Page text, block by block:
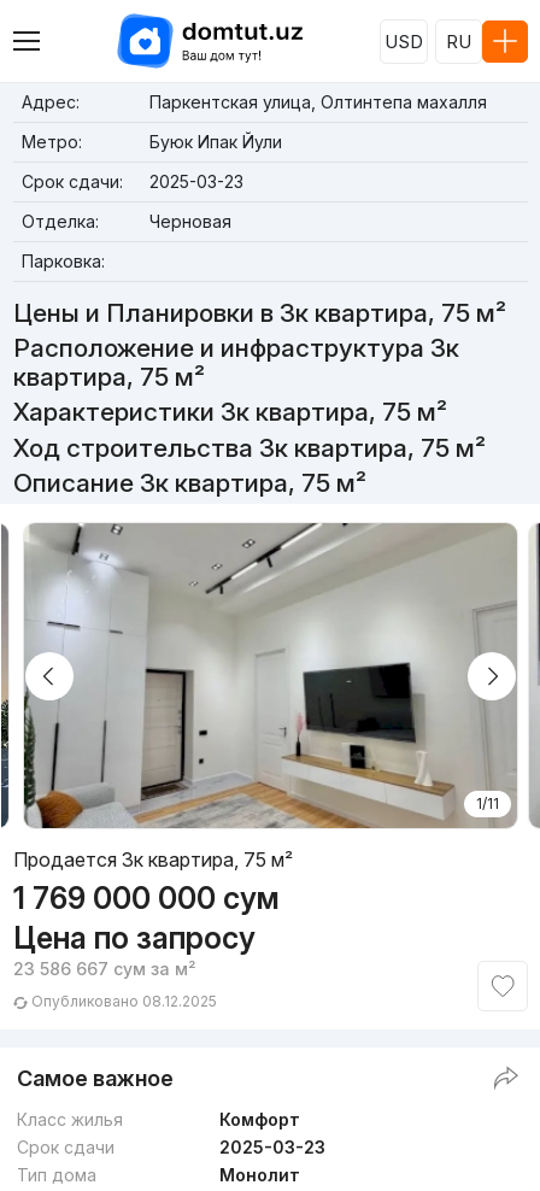
USD RU
Адрес:
Паркентская улица, Олтинтепа махалля
Метро:
Буюк Ипак Йули
Срок сдачи:
2025-03-23
Отделка:
Черновая
Парковка:
Цены и Планировки в 3к квартира, 75 м²
Расположение и инфраструктура 3к
квартира, 75 м²
Характеристики 3к квартира, 75 м²
Ход строительства 3к квартира, 75 м²
Описание 3к квартира, 75 м²
1/11
Продается 3к квартира, 75 м²
1 769 000 000 сум
Цена по запросу
23 586 667 сум за м²
Опубликовано 08.12.2025
Самое важное
Класс жилья
Комфорт
Срок сдачи
2025-03-23
Тип дома
Монолит